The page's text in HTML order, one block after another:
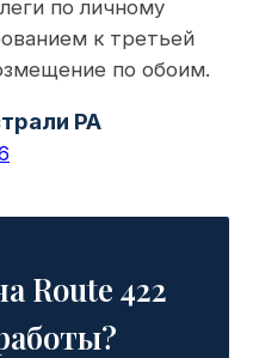
по личному
к третьей
по обоим.
PA
Route 422